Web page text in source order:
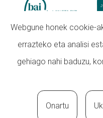
Webgune honek cookie-
errazteko eta analisi
gehiago nahi baduzu,
Onartu